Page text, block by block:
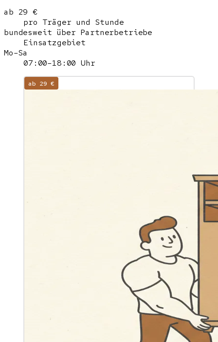
ab 29 €
pro Träger und Stunde
bundesweit über Partnerbetriebe
Einsatzgebiet
Mo–Sa
07:00–18:00 Uhr
ab 29 €